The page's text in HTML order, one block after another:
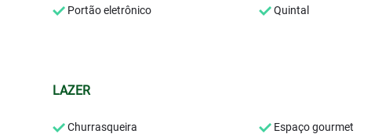
Portão eletrônico Quintal
LAZER
Churrasqueira Espaço gourmet